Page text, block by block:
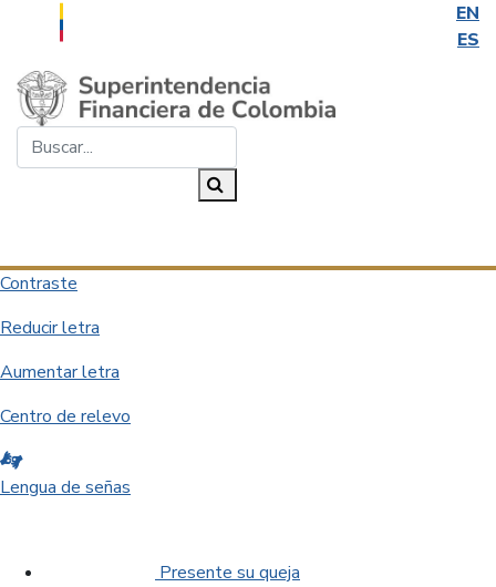
EN
ES
Saltar al contenido principal
Contraste
Reducir letra
Aumentar letra
Centro de relevo
Lengua de señas
Presente su queja